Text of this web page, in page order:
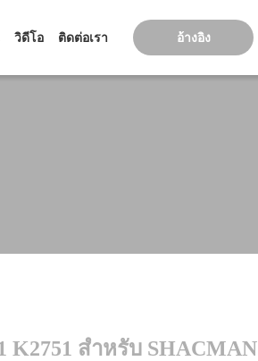
วิดีโอ ติดต่อเรา อ้างอิง
K2751 สําหรับ SHACMAN